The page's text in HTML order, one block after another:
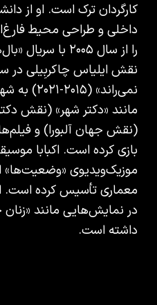
کارگردان ترک است. او از
داخلی و طراحی محیط
را از سال ۲۰۰۵
نقش ایلیاس چاکربِیلی در
نمی‌راند»
مانند «دکتر شهر» (نقش
(نقش جهان آلبورا) و
بازی کرده است. اکبابا
موزیک‌ویدیوی «وضعیت‌ها»
معماری تأسیس کرده است.
در نمایش‌هایی مانند
داشته است.